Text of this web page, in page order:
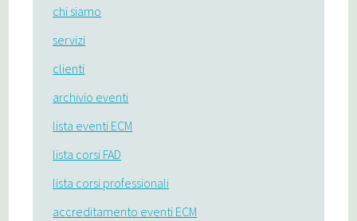
chi siamo
servizi
clienti
archivio eventi
lista eventi ECM
lista corsi FAD
lista corsi professionali
accreditamento eventi ECM